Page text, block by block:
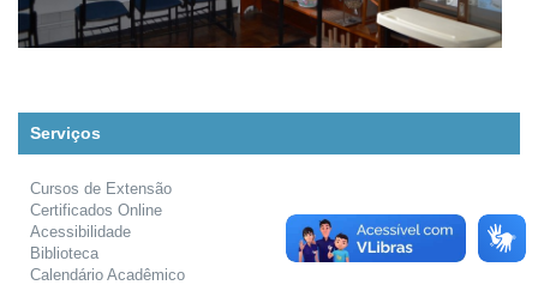
Serviços
Cursos de Extensão
Certificados Online
Acessibilidade
Biblioteca
Calendário Acadêmico